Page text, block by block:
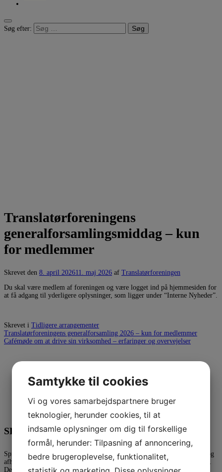
Søg efter:
Translatørforeningens
generalforsamlingsmiddag – kun
for medlemmer
Skrevet den 8. april 202611. maj 2026 af Translatørforeningen
Du skal være medlem af foreningen og være logget ind på hjemmesiden for
at få adgang til yderligere oplysninger, som ligger under “Interne Nyheder”.
Skrevet i Tidligere arrangementer
Translatørforeningens generalforsamling 2026 – kun for medlemmer
Cafémøde om at drive sin virksomhed – erfaringer og overvejelser
SPROGENSE 2026
Sprogense er en festival for sprog, som arrangeres af Dansk Sprognævn og
afholdes i Bogense. Translatørforeningen stillede igen i 2026 med en bod.
Denne gang var alle boderne placeret på samme torv, hvilket fungerede
Samtykke til cookies
Vi og vores samarbejdspartnere bruger
teknologier, herunder cookies, til at
indsamle oplysninger om dig til forskellige
formål, herunder: Tilpasning af annoncering,
bedre brugeroplevelse, funktionalitet,